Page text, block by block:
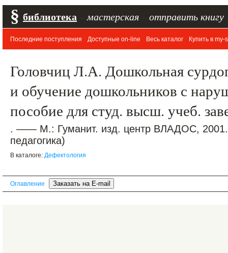
§ библиотека мастерская отправить книгу
Последние поступления Доступные on-line Весь каталог Купить в my-
Головчиц Л.А. Дошкольная
и обучение дошкольников с
пособие для студ. высш. учеб.
. —— М.: Гуманит. изд. центр ВЛАДОС,
педагогика)
В каталоге: Дефектология
Оглавление